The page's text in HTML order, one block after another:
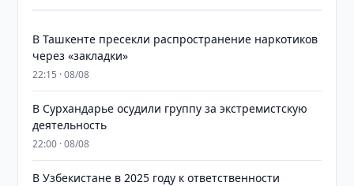
В Ташкенте пресекли распространение наркотиков
через «закладки»
22:15 · 08/08
В Сурхандарье осудили группу за экстремистскую
деятельность
22:00 · 08/08
В Узбекистане в 2025 году к ответственности